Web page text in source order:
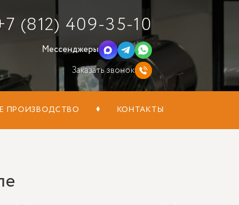
(812) 409-35-10
Мессенджеры
Заказать звонок
ПРОИЗВОДСТВО КОНТАКТЫ